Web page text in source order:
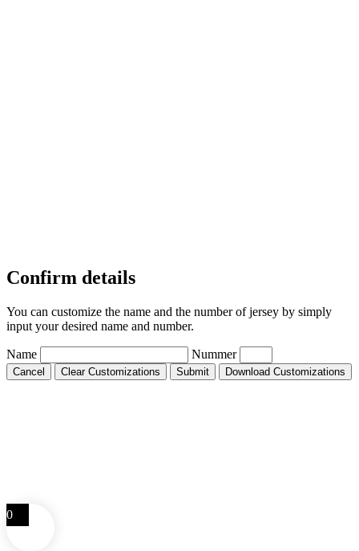
Confirm details
You can customize the name and the number of jersey by simply
input your desired name and number.
Name Nummer
Cancel Clear Customizations Submit Download Customizations
0